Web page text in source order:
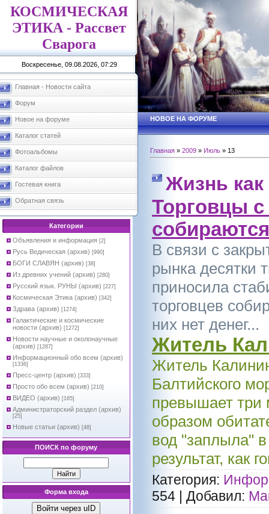
КОСМИЧЕСКАЯ
ЭТИКА - Рассвет
Сварога
Воскресенье, 09.08.2026, 07:29
Главная - Новости сайта
Форум
Новое на форуме
Каталог статей
Фотоальбомы
Каталог файлов
Гостевая книга
Обратная связь
Категории
Объявления и информация [2]
Русь Ведическая (архив) [990]
БОГИ СЛАВЯН (архив) [38]
Из древних учений (архив) [280]
Русский язык. РУНЫ (архив) [227]
Космическая Этика (архив) [342]
Здрава (архив) [1274]
Галактические и космические
новости (архив) [1272]
Новости научные и околонаучные
(архив) [1287]
Информационный обо всем (архив)
[1336]
Пресс-центр (архив) [333]
Просто обо всем (архив) [210]
ВИДЕО (архив) [165]
Администраторский раздел (архив)
[25]
Новые статьи (архив) [48]
ПОИСК по форуму
Форма входа
Войти через uID
НОВОЕ НА ФОРУМЕ
Главная » 2009 » Июль » 13
Жизнь как
Торговцы с
В связи с
рынка десятки
приносила
торговцев
них нет денег...
Житель
Житель
Балтийского
превышает три
образом
вод "заплыла"
результат, как
Категория:
554
Добавил: